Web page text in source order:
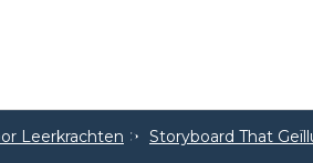
Leerkrachten Storyboard That